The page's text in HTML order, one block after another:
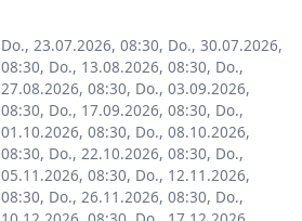
Do., 23.07.2026, 08:30, Do., 30.07.2026,
, Do., 13.08.2026, 08:30, Do.,
08:30, Do., 03.09.2026,
, Do., 17.09.2026, 08:30, Do.,
08:30, Do., 08.10.2026,
, Do., 22.10.2026, 08:30, Do.,
08:30, Do., 12.11.2026,
, Do., 26.11.2026, 08:30, Do.,